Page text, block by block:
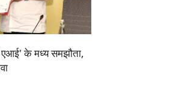
एआई' के मध्य समझौता,